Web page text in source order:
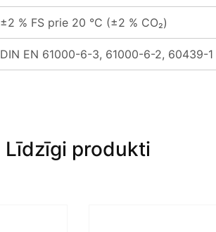
±2 % FS prie 20 °C (±2 % CO₂)
DIN EN 61000-6-3, 61000-6-2, 60439-1
Līdzīgi produkti